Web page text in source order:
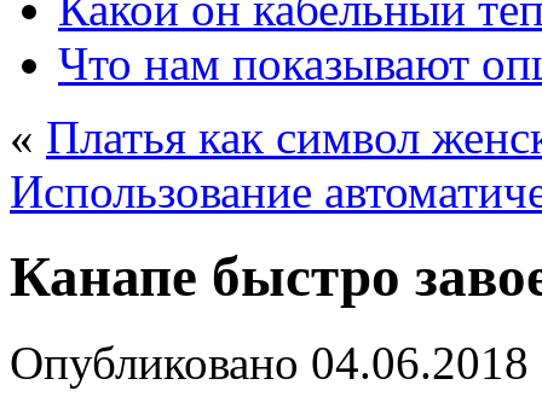
Что нам показывают
« Платья как символ
Использование
Канапе быстро
Опубликовано 04.06.2018